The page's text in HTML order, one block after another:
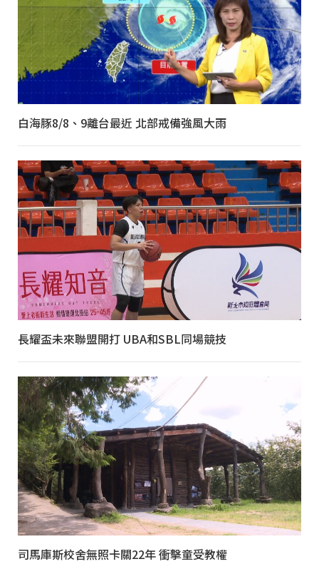
白海豚8/8、9離台最近 北部戒備強風大雨
長耀盃未來聯盟開打 UBA和SBL同場競技
司馬庫斯校舍無照卡關22年 衝擊童受教權